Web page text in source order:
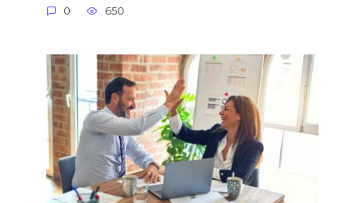
0 650